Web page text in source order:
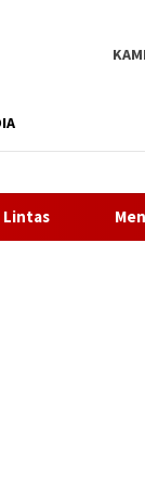
Menjaga Warisan